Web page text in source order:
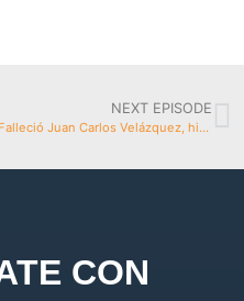
NEXT EPISODE
Falleció Juan Carlos Velázquez, histórico baterista de Los Iracundos
CON